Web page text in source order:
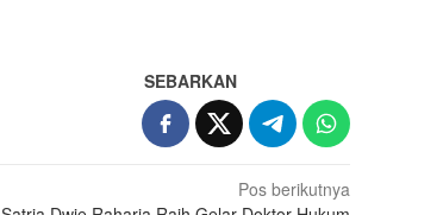
SEBARKAN
Pos berikutnya